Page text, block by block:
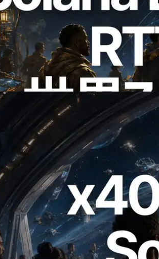
Leader Slot APIを世界7
ping計測に拡張—
APIも公開
決済対応の Solana RPC を
ージェントが必要な API